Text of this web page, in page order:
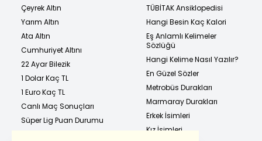
Çeyrek Altın
Yarım Altın
Ata Altın
Cumhuriyet Altını
22 Ayar Bilezik
1 Dolar Kaç TL
1 Euro Kaç TL
Canlı Maç Sonuçları
Süper Lig Puan Durumu
TÜBİTAK Ansiklopedisi
Hangi Besin Kaç Kalori
Eş Anlamlı Kelimeler
Sözlüğü
Hangi Kelime Nasıl Yazılır?
En Güzel Sözler
Metrobüs Durakları
Marmaray Durakları
Erkek İsimleri
Kız İsimleri